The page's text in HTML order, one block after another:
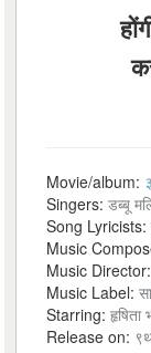
Movie/album:
Singers:डब्बू
Song Lyricists:
Music
Music
Music Label:
Starring:हृषिता
Release on: